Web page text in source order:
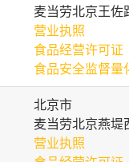
麦当劳北京王佐
营业执照
食品经营许可证
食品安全监督量
北京市
麦当劳北京燕堤
营业执照